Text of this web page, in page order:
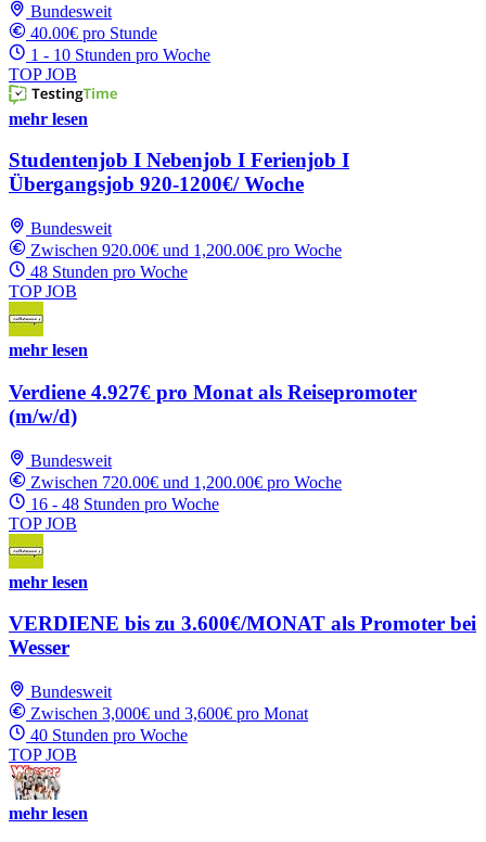
Bundesweit
40.00€ pro Stunde
1 - 10 Stunden pro Woche
TOP JOB
mehr lesen
Studentenjob I Nebenjob I Ferienjob I
Übergangsjob 920-1200€/ Woche
Bundesweit
Zwischen 920.00€ und 1,200.00€ pro Woche
48 Stunden pro Woche
TOP JOB
mehr lesen
Verdiene 4.927€ pro Monat als Reisepromoter
(m/w/d)
Bundesweit
Zwischen 720.00€ und 1,200.00€ pro Woche
16 - 48 Stunden pro Woche
TOP JOB
mehr lesen
VERDIENE bis zu 3.600€/MONAT als Promoter bei
Wesser
Bundesweit
Zwischen 3,000€ und 3,600€ pro Monat
40 Stunden pro Woche
TOP JOB
mehr lesen